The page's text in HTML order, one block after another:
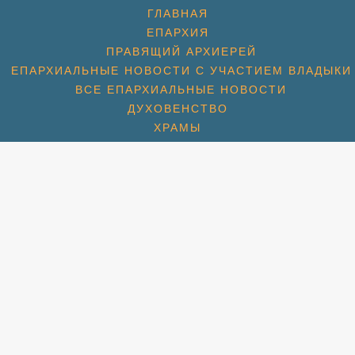
ГЛАВНАЯ
ЕПАРХИЯ
ПРАВЯЩИЙ АРХИЕРЕЙ
ЕПАРХИАЛЬНЫЕ НОВОСТИ С УЧАСТИЕМ ВЛАДЫКИ
ВСЕ ЕПАРХИАЛЬНЫЕ НОВОСТИ
ДУХОВЕНСТВО
ХРАМЫ